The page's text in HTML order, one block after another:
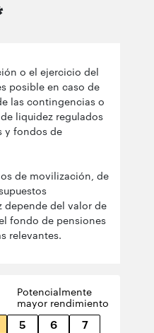
o el ejercicio del
posible en caso de
las contingencias o
liquidez regulados
y fondos de
de movilización, de
depende del valor de
fondo de pensiones
relevantes.
Potencialmente
mayor rendimiento
5 6 7